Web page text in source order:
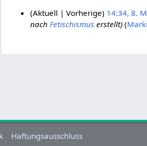
5
Aktuell Vorherige 14:34, 8.
nach Fetischismus erstellt
Haftungsausschluss